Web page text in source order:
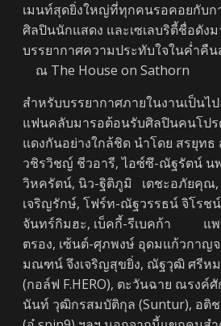
เมนท์สุดยิ่งใหญ่ที่ทุกคนรอคอยกับก
ศิลปินนักแสดง และเซเลบริตี้ชื่อดัง
บรรยากาศความประทับใจ
ณ The House on Sathorn
สำหรับบรรยากาศภายในงานเป็นไ
แฟนคลับมารอต้อนรับศิลปินคนโปร
แดงกันอย่างใกล้ชิด นำโดย สรยุท
วชิรวิชญ์ ชีวอารี, ไอซ์ซึ-ณัฐรัตน์ น
วิหครัตน์, นิว-ฐิติภูมิ เตชะอภัยคุณ,
เจริญรักษ์, โฟร์ท-ณัฐวรรธน์ จิโรช
จันทร์กิมฮะ, เบ็คกี้-รีเบคก้า แพ
ตรอง, เซ้นต์-ศุภพงษ์ อุดมแก้วกาญ
มณฑน์ จึงเจริญสุขยิ่ง, ณัฐวุฒิ ศรีห
(กอล์ฟ F.HERO), ตะวันฉาย ณรงค์
นันท์ วุฒิกรสมบัติกุล (Suntur), อติ